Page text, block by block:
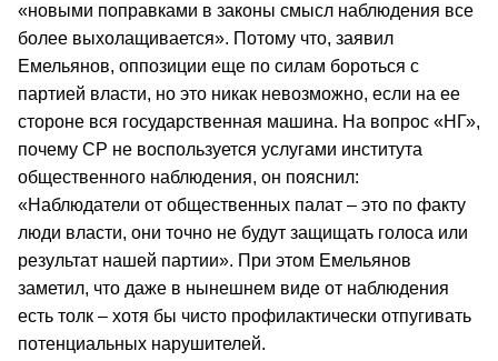
«новыми поправками в законы смысл наблюдения все
более выхолащивается». Потому что, заявил
Емельянов, оппозиции еще по силам бороться с
партией власти, но это никак невозможно, если на ее
стороне вся государственная машина. На вопрос «НГ»,
почему СР не воспользуется услугами института
общественного наблюдения, он пояснил:
«Наблюдатели от общественных палат – это по факту
люди власти, они точно не будут защищать голоса или
результат нашей партии». При этом Емельянов
заметил, что даже в нынешнем виде от наблюдения
есть толк – хотя бы чисто профилактически отпугивать
потенциальных нарушителей.